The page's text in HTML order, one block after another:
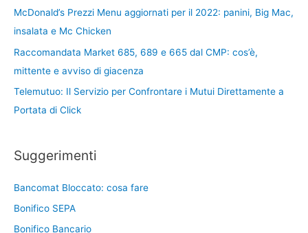
McDonald’s Prezzi Menu aggiornati per il 2022: panini, Big Mac,
insalata e Mc Chicken
Raccomandata Market 685, 689 e 665 dal CMP: cos’è,
mittente e avviso di giacenza
Telemutuo: Il Servizio per Confrontare i Mutui Direttamente a
Portata di Click
Suggerimenti
Bancomat Bloccato: cosa fare
Bonifico SEPA
Bonifico Bancario